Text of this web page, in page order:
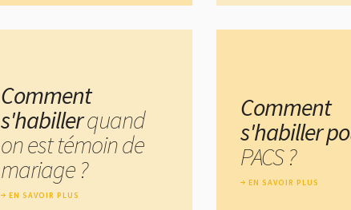
Comment
s'habillerquand
on est témoin de
mariage ?
EN SAVOIR PLUS
Comment
s'habiller
PACS ?
EN SAVOIR PLUS